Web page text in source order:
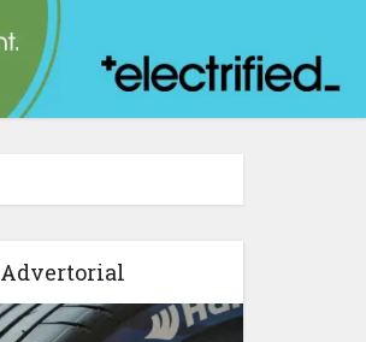
Advertorial